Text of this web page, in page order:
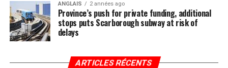
ANGLAIS 2 années ago
Province’s push for private funding, additional
stops puts Scarborough subway at risk of
delays
ARTICLES RÉCENTS